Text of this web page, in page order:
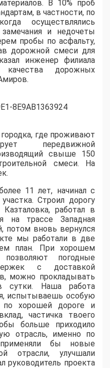
В 10% проб
в частности, по
осуществлялись
и недочеты
пробы по асфальту,
дорожной смеси для
инженер филиала
качества дорожных
где проживают
передвижной
свыше 150
смеси. На
11 лет, начинал с
Строил дорогу
работал в
на трассе Западная
потом вновь вернулся
мы работали в две
план. При хорошем
погодные
с доставкой
можно прокладывать
сутки. Наша работа
испытываешь особую
по хорошей дороге и
частичка твоего
больше приходило
отрасль, именно по
применяли бы новые
отрасли, улучшали
руководитель проекта